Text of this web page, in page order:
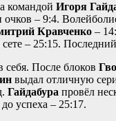
командой Игоря
очков – 9:4.
Кравченко –
– 25:15.
После блоков
выдал отличную
Гайдабура провёл
успеха – 25:17.